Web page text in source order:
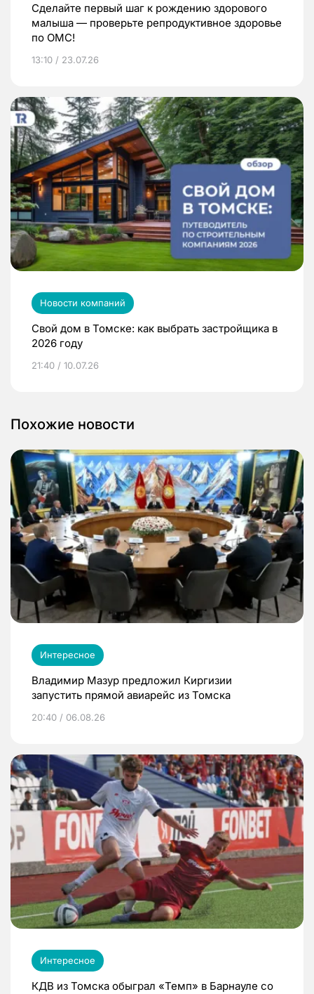
Сделайте первый шаг к рождению здорового
малыша — проверьте репродуктивное здоровье
по ОМС!
13:10 / 23.07.26
Новости компаний
Свой дом в Томске: как выбрать застройщика в
2026 году
21:40 / 10.07.26
Похожие новости
Интересное
Владимир Мазур предложил Киргизии
запустить прямой авиарейс из Томска
20:40 / 06.08.26
Интересное
КДВ из Томска обыграл «Темп» в Барнауле со